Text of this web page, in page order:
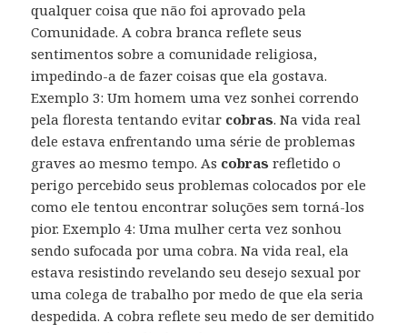
qualquer coisa que não foi aprovado pela
Comunidade. A cobra branca reflete seus
sentimentos sobre a comunidade religiosa,
impedindo-a de fazer coisas que ela gostava.
Exemplo 3: Um homem uma vez sonhei correndo
pela floresta tentando evitar cobras. Na vida real
dele estava enfrentando uma série de problemas
graves ao mesmo tempo. As cobras refletido o
perigo percebido seus problemas colocados por ele
como ele tentou encontrar soluções sem torná-los
pior. Exemplo 4: Uma mulher certa vez sonhou
sendo sufocada por uma cobra. Na vida real, ela
estava resistindo revelando seu desejo sexual por
uma colega de trabalho por medo de que ela seria
despedida. A cobra reflete seu medo de ser demitido